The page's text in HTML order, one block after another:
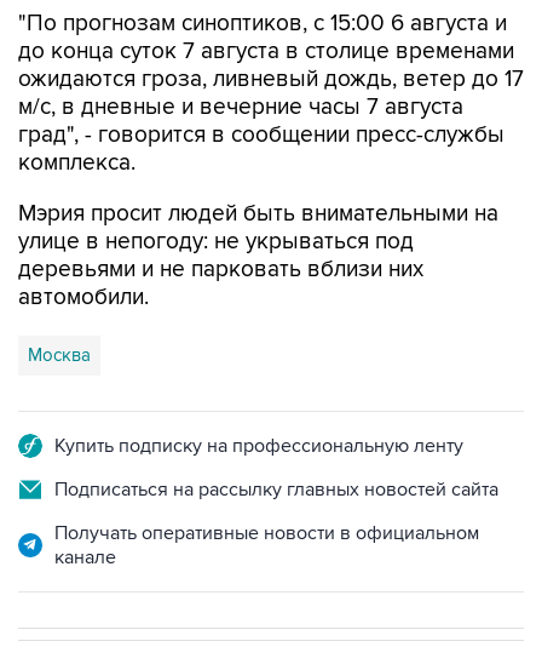
"По прогнозам синоптиков, с 15:00 6 августа и
до конца суток 7 августа в столице временами
ожидаются гроза, ливневый дождь, ветер до 17
м/с, в дневные и вечерние часы 7 августа
град", - говорится в сообщении пресс-службы
комплекса.
Мэрия просит людей быть внимательными на
улице в непогоду: не укрываться под
деревьями и не парковать вблизи них
автомобили.
Москва
Купить подписку на профессиональную ленту
Подписаться на рассылку главных новостей сайта
Получать оперативные новости в официальном
канале